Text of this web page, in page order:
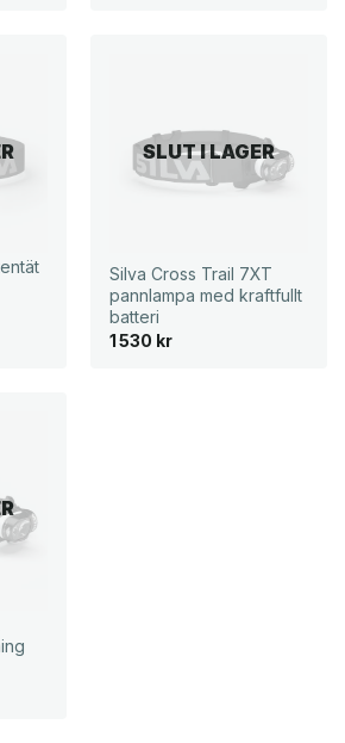
SLUT I LAGER
Silva Cross Trail 7XT
pannlampa med kraftfullt
batteri
1 530 kr